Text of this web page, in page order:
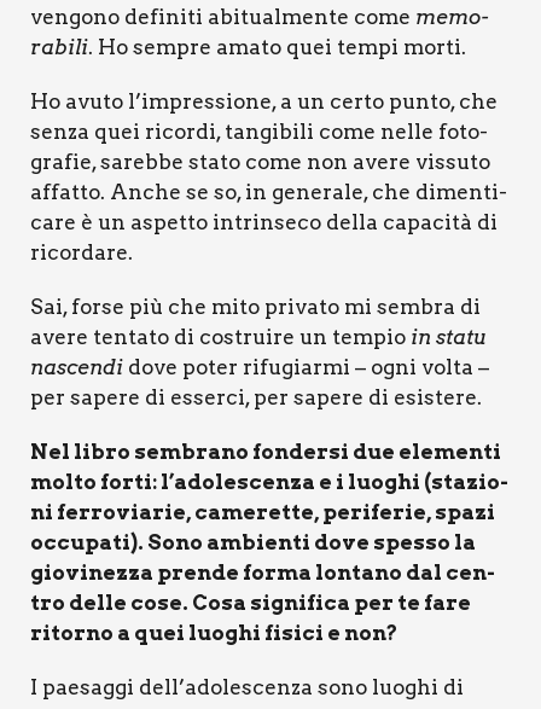
ven­go­no defi­ni­ti abi­tual­men­te come memo­
ra­bi­li. Ho sem­pre ama­to quei tem­pi mor­ti.
Ho avu­to l’impressione, a un cer­to pun­to, che
sen­za quei ricor­di, tan­gi­bi­li come nel­le foto­
gra­fie, sareb­be sta­to come non ave­re vis­su­to
affat­to. Anche se so, in gene­ra­le, che dimen­ti­
ca­re è un aspet­to intrin­se­co del­la capa­ci­tà di
ricor­da­re.
Sai, for­se più che mito pri­va­to mi sem­bra di
ave­re ten­ta­to di costrui­re un tem­pio in sta­tu
nascen­di dove poter rifu­giar­mi – ogni vol­ta –
per sape­re di esser­ci, per sape­re di esi­ste­re.
Nel libro sem­bra­no fon­der­si due ele­men­ti
mol­to for­ti: l’ado­le­scen­za e i luo­ghi (sta­zio­
ni fer­ro­via­rie, came­ret­te, peri­fe­rie, spa­zi
occu­pa­ti). Sono ambien­ti dove spes­so la
gio­vi­nez­za pren­de for­ma lon­ta­no dal cen­
tro del­le cose. Cosa signi­fi­ca per te fare
ritor­no a quei luo­ghi fisi­ci e non?
I pae­sag­gi dell’adolescenza sono luo­ghi di